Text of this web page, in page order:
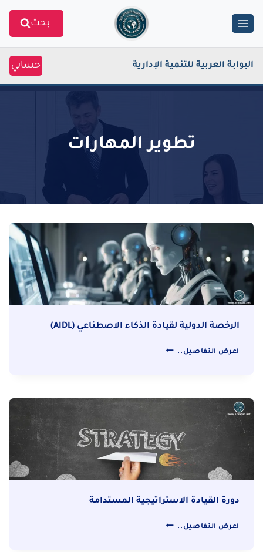
بحث
البوابة العربية للتنمية الإدارية حسابي
تطوير المهارات
الرخصة الدولية لقيادة الذكاء الاصطناعي (AIDL)
اعرض التفاصيل.. الرخصة
دورة القيادة الاستراتيجية المستدامة
اعرض التفاصيل.. دورة